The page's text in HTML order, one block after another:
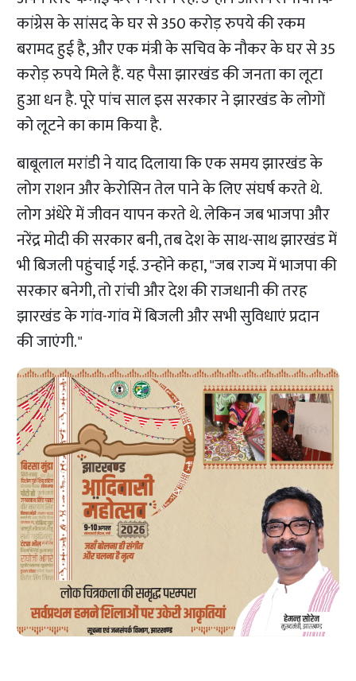
कांग्रेस के सांसद के घर से 350 करोड़ रुपये की रकम
बरामद हुई है, और एक मंत्री के सचिव के नौकर के घर से 35
करोड़ रुपये मिले हैं. यह पैसा झारखंड की जनता का लूटा
हुआ धन है. पूरे पांच साल इस सरकार ने झारखंड के लोगों
को लूटने का काम किया है.
बाबूलाल मरांडी ने याद दिलाया कि एक समय झारखंड के
लोग राशन और केरोसिन तेल पाने के लिए संघर्ष करते थे.
लोग अंधेरे में जीवन यापन करते थे. लेकिन जब भाजपा और
नरेंद्र मोदी की सरकार बनी, तब देश के साथ-साथ झारखंड में
भी बिजली पहुंचाई गई. उन्होंने कहा, "जब राज्य में भाजपा की
सरकार बनेगी, तो रांची और देश की राजधानी की तरह
झारखंड के गांव-गांव में बिजली और सभी सुविधाएं प्रदान
की जाएंगी."